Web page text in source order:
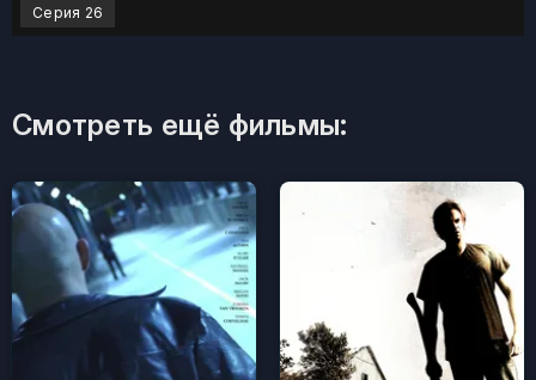
Серия 26
Смотреть ещё фильмы: